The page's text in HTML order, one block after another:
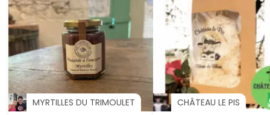
MYRTILLES DU TRIMOULET CHÂTEAU LE PIS